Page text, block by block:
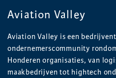
Aviation Valley
Aviation Valley is een
ondernemerscommunity
Honderen organisaties, van
maakbedrijven tot hightech